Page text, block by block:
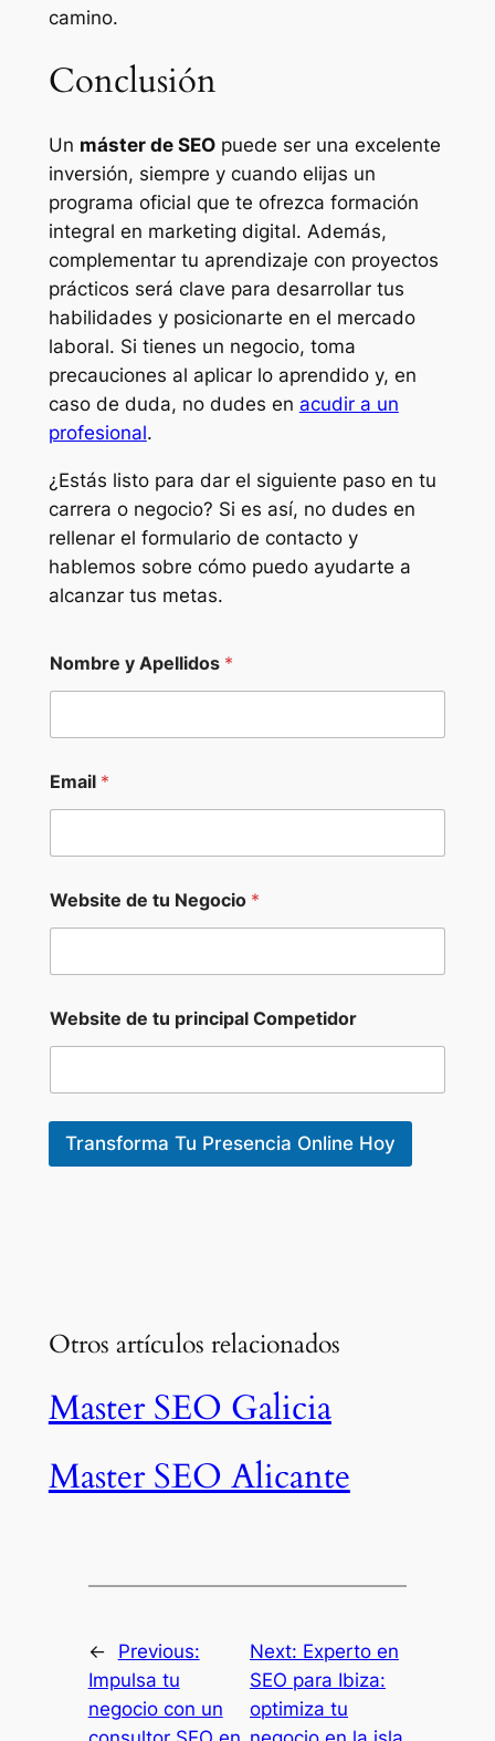
camino.
Conclusión
Un máster de SEOpuede ser una excelente
inversión, siempre y cuando elijas un
programa oficial que te ofrezca formación
integral en marketing digital. Además,
complementar tu aprendizaje con proyectos
prácticos será clave para desarrollar tus
habilidades y posicionarte en el mercado
laboral. Si tienes un negocio, toma
precauciones al aplicar lo aprendido y, en
caso de duda, no dudes en acudir a un
profesional.
¿Estás listo para dar el siguiente paso en tu
carrera o negocio? Si es así, no dudes en
rellenar el formulario de contacto y
hablemos sobre cómo puedo ayudarte a
alcanzar tus metas.
Nombre y Apellidos *
Email *
Website de tu Negocio *
r
i
p
l
t
u
Website de tu principal Competidor
Transforma Tu Presencia Online Hoy
Otros artículos relacionados
Master SEO Galicia
Master SEO Alicante
←
Previous:
Impulsa tu
negocio con un
Next: Experto en
SEO para Ibiza:
optimiza tu